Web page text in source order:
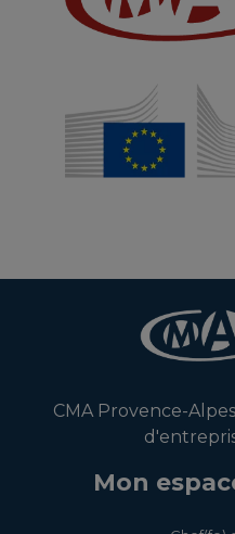
CMA Provence-
Mon